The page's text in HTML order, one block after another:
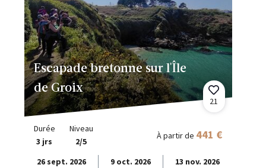
Escapade bretonne sur l'Île
de Groix
21
Durée
3 jrs
Niveau
2/5
À partir de 441 €
26 sept. 2026
9 oct. 2026
13 nov. 2026